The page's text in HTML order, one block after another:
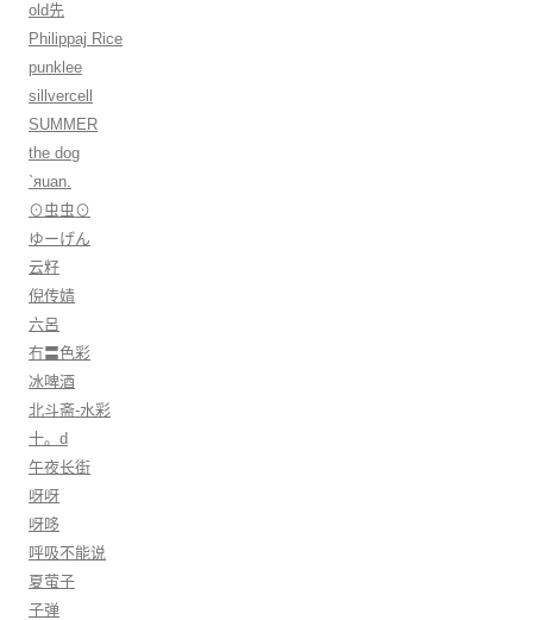
old先
Philippaj Rice
punklee
sillvercell
SUMMER
the dog
ˋяuan.
⊙虫虫⊙
ゆーげん
云籽
倪传婧
六呂
冇〓色彩
冰啤酒
北斗斋-水彩
十。d
午夜长街
呀呀
呀哆
呼吸不能说
夏萤子
子弹